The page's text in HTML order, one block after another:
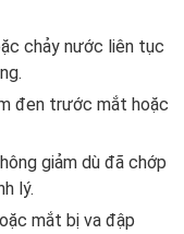
chảy nước liên tục
đen trước mắt hoặc
giảm dù đã chớp
lý.
mắt bị va đập